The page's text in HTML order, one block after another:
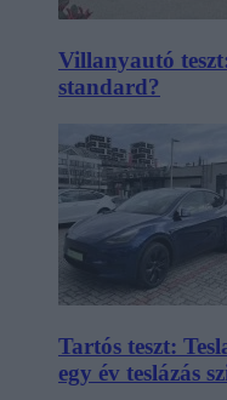
Villanyautó
standard?
Tartós teszt:
egy év teslázás